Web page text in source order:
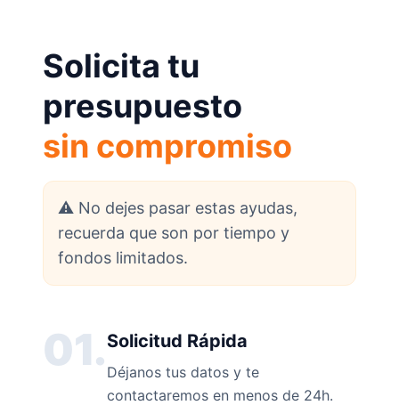
Solicita tu
presupuesto
sin compromiso
⚠️ No dejes pasar estas ayudas,
recuerda que son por tiempo y
fondos limitados.
01.Solicitud Rápida
Déjanos tus datos y te
contactaremos en menos de 24h.